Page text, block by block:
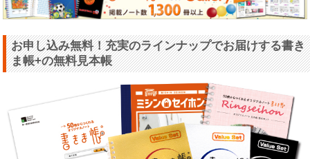
お申し込み無料！充実のラインナップでお届けする書き
ま帳+の無料見本帳